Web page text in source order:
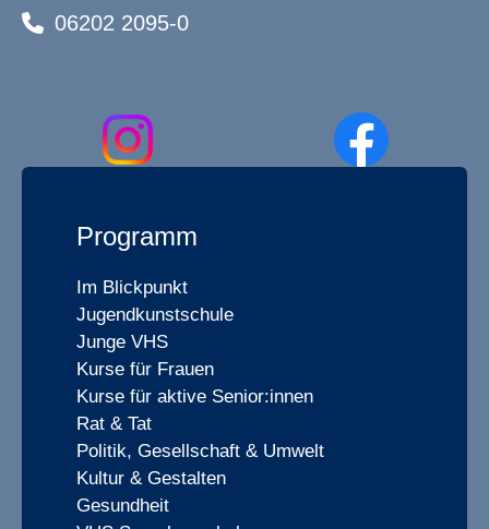
06202 2095-0
Programm
Im Blickpunkt
Jugendkunstschule
Junge VHS
Kurse für Frauen
Kurse für aktive Senior:innen
Rat & Tat
Politik, Gesellschaft & Umwelt
Kultur & Gestalten
Gesundheit